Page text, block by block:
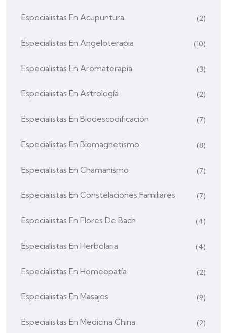
Especialistas En Acupuntura (2)
Especialistas En Angeloterapia (10)
Especialistas En Aromaterapia (3)
Especialistas En Astrología (2)
Especialistas En Biodescodificación (7)
Especialistas En Biomagnetismo (8)
Especialistas En Chamanismo (7)
Especialistas En Constelaciones Familiares (7)
Especialistas En Flores De Bach (4)
Especialistas En Herbolaria (4)
Especialistas En Homeopatía (2)
Especialistas En Masajes (9)
Especialistas En Medicina China (2)